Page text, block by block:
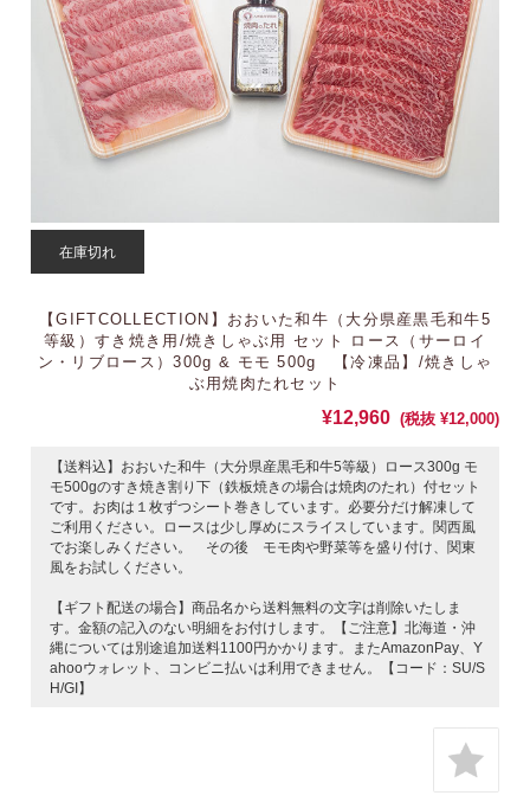
在庫切れ
【GIFTCOLLECTION】おおいた和牛（大分県産黒毛和牛5
等級）すき焼き用/焼きしゃぶ用 セット ロース（サーロイ
ン・リブロース）300g & モモ 500g 【冷凍品】/焼きしゃ
ぶ用焼肉たれセット
¥12,960 (税抜 ¥12,000)
【送料込】おおいた和牛（大分県産黒毛和牛5等級）ロース300g モ
モ500gのすき焼き割り下（鉄板焼きの場合は焼肉のたれ）付セット
です。お肉は１枚ずつシート巻きしています。必要分だけ解凍して
ご利用ください。ロースは少し厚めにスライスしています。関西風
でお楽しみください。 その後 モモ肉や野菜等を盛り付け、関東
風をお試しください。
【ギフト配送の場合】商品名から送料無料の文字は削除いたしま
す。金額の記入のない明細をお付けします。【ご注意】北海道・沖
縄については別途追加送料1100円かかります。またAmazonPay、Y
ahooウォレット、コンビニ払いは利用できません。【コード：SU/S
H/GI】